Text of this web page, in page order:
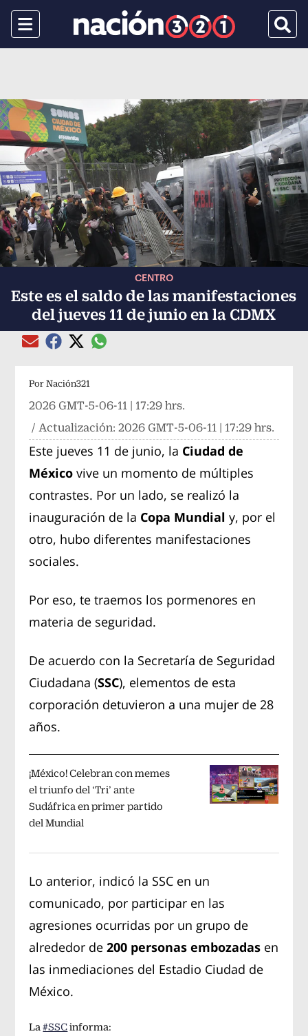
Menu
CENTRO
Este es el saldo de las manifestaciones
del jueves 11 de junio en la CDMX
Compartir el artículo actual mediante Email
Compartir el artículo actual mediante Facebook
Compartir el artículo actual mediante Twitter
Compartir el artículo actual mediante
Por Nación321
2026 GMT-5-06-11 | 17:29 hrs.
/ Actualización:2026 GMT-5-06-11 | 17:29 hrs.
Este jueves 11 de junio, la Ciudad de
México vive un momento de múltiples
contrastes. Por un lado, se realizó la
inauguración de la Copa Mundial y, por el
otro, hubo diferentes manifestaciones
sociales.
Por eso, te traemos los pormenores en
materia de seguridad.
De acuerdo con la Secretaría de Seguridad
Ciudadana (SSC), elementos de esta
corporación detuvieron a una mujer de 28
años.
¡México! Celebran con memes
el triunfo del ‘Tri’ ante
Sudáfrica en primer partido
del Mundial
Lo anterior, indicó la SSC en un
comunicado, por participar en las
agresiones ocurridas por un grupo de
alrededor de200 personas embozadas en
las inmediaciones del Estadio Ciudad de
México.
La#SSCinforma: